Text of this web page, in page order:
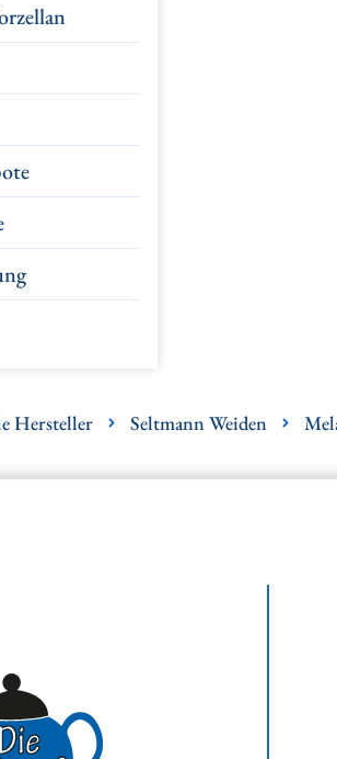
Hersteller Seltmann Weiden